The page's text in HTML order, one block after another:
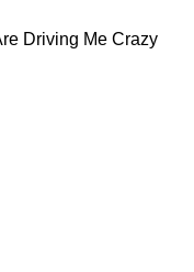
Driving Me Crazy